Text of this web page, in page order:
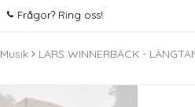
Frågor? Ring oss!
Musik LARS WINNERBÄCK -